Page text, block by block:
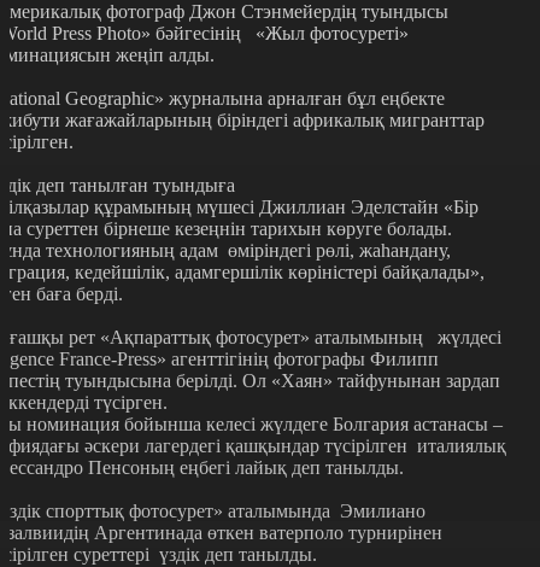
фотограф Джон Стэнмейердің туындысы
Press Photo» бәйгесінің «Жыл фотосуреті»
жеңіп алды.
Geographic» журналына арналған бұл еңбекте
жағажайларының біріндегі африкалық мигранттар
деп танылған туындыға
құрамының мүшесі Джиллиан Эделстайн «Бір
суреттен бірнеше кезеңнін тарихын көруге болады.
технологияның адам өміріндегі рөлі, жаһандану,
кедейшілік, адамгершілік көріністері байқалады»,
баға берді.
рет «Ақпараттық фотосурет» аталымының жүлдесі
France-Press» агенттігінің фотографы Филипп
туындысына берілді. Ол «Хаян» тайфунынан зардап
түсірген.
номинация бойынша келесі жүлдеге Болгария астанасы –
әскери лагердегі қашқындар түсірілген италиялық
Пенсоның еңбегі лайық деп танылды.
спорттық фотосурет» аталымында Эмилиано
Аргентинада өткен ватерполо турнирінен
суреттері үздік деп танылды.